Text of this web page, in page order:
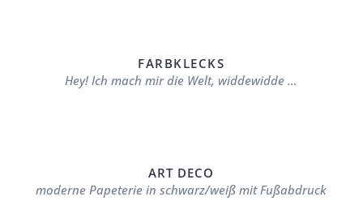
FARBKLECKS
Hey! Ich mach mir die Welt, widdewidde …
ART DECO
moderne Papeterie in schwarz/weiß mit Fußabdruck